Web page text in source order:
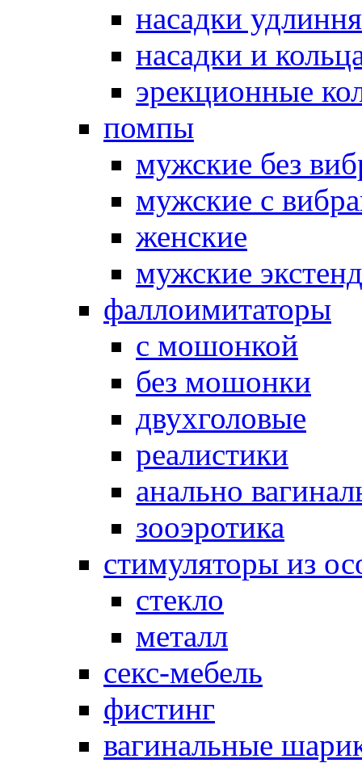
насадки
насадки и
эрекционные
помпы
мужские без
мужские с
женские
мужские
фаллоимитаторы
с мошонкой
без мошонки
двухголовые
реалистики
анально
зооэротика
стимуляторы из
стекло
металл
секс-мебель
фистинг
вагинальные